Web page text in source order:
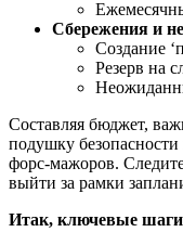
Сбережения и
Создание
Резерв на
Составляя бюджет,
подушку безопасности
форс-мажоров.
выйти за рамки
Итак, ключевые